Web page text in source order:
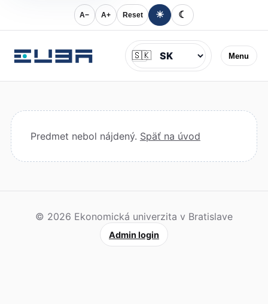
A− A+ Reset ☀ ☾
Menu
Jazyk
🇸🇰
Predmet nebol nájdený. Späť na úvod
© 2026 Ekonomická univerzita v Bratislave
Admin login